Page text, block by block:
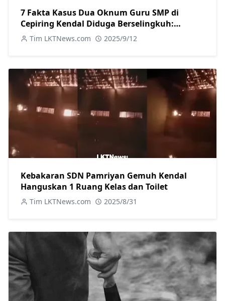
7 Fakta Kasus Dua Oknum Guru SMP di
Cepiring Kendal Diduga Berselingkuh:
Kronologi, Pengakuan, hingga Sanksi
Tim LKTNews.com 2025/9/12
Kebakaran SDN Pamriyan Gemuh Kendal
Hanguskan 1 Ruang Kelas dan Toilet
Tim LKTNews.com 2025/8/31